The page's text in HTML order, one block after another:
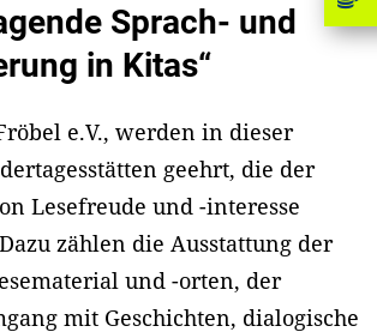
Sprach- und
in Kitas“
e.V., werden in dieser
geehrt, die der
Lesefreude und -interesse
zählen die Ausstattung der
und -orten, der
mit Geschichten, dialogische